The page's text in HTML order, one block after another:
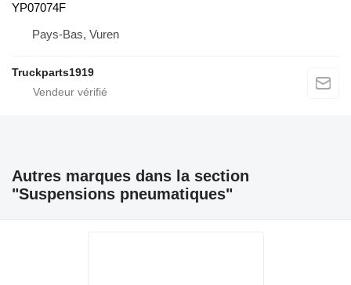
YP07074F
Pays-Bas, Vuren
Truckparts1919
Autres marques dans la section
"Suspensions pneumatiques"